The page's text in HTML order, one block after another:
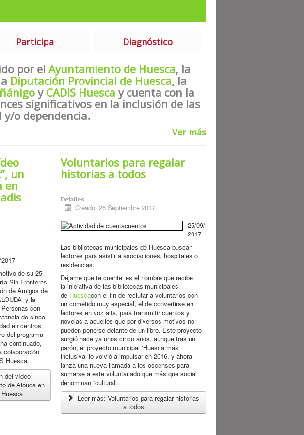
Participa Diagnóstico
por el Ayuntamiento de Huesca, la
Diputación Provincial de Huesca, la
y CADIS Huesca y cuenta con la
significativos en la inclusión de las
y/o dependencia.
Ver más
un
en
de su 25
Sin Fronteras
de Amigos del
y la
con
de cinco
en centros
del programa
continuado,
colaboración
Huesca.
del vídeo
de Alouda en
Voluntarios para regalar
historias a todos
Detalles
Creado: 26 Septiembre 2017
25/09/
2017
Las bibliotecas municipales de Huesca buscan
lectores para asistir a asociaciones, hospitales o
residencias.
Déjame que te cuente’ es el nombre que recibe
la iniciativa de las bibliotecas municipales
de Huescacon el fin de reclutar a voluntarios con
un cometido muy especial, el de convertirse en
lectores en voz alta, para transmitir cuentos y
novelas a aquellos que por diversos motivos no
pueden ponerse delante de un libro. Este proyecto
surgió hace ya unos cinco años, aunque tras un
parón, el proyecto municipal ‘Huesca más
inclusiva’ lo volvió a impulsar en 2016, y ahora
lanza una nueva llamada a los oscenses para
sumarse a este voluntariado que más que social
denominan “cultural”.
Leer más: Voluntarios para regalar historias
a todos